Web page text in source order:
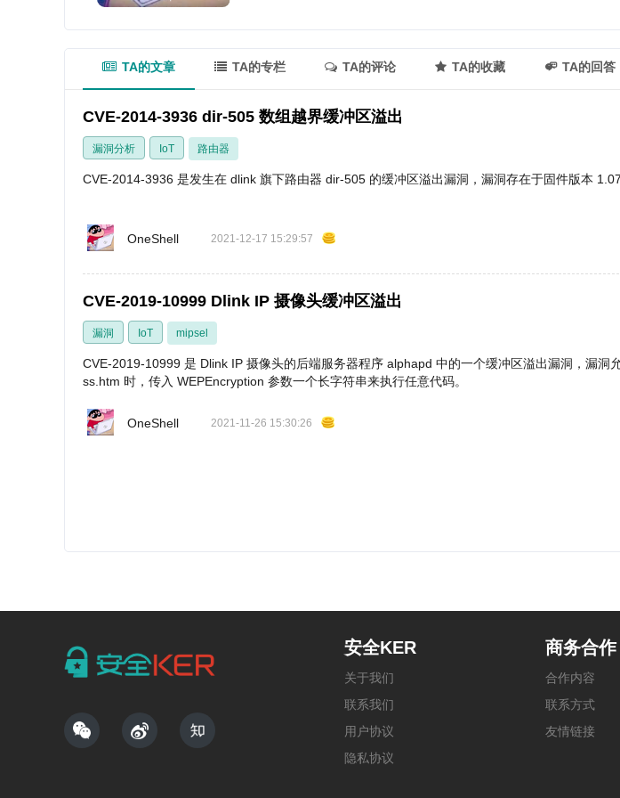
TA的文章 TA的专栏 TA的评论 TA的收藏 TA的回答
CVE-2014-3936 dir-505 数组越界缓冲区溢出
漏洞分析 IoT 路由器
CVE-2014-3936 是发生在 dlink 旗下路由器 dir-505 的缓冲区溢出漏洞，漏洞存在于固件版本
OneShell 2021-12-17 15:29:57
CVE-2019-10999 Dlink IP 摄像头缓冲区溢出
漏洞 IoT mipsel
CVE-2019-10999 是 Dlink IP 摄像头的后端服务器程序 alphapd 中的一个缓冲区溢出漏洞，漏洞
ss.htm 时，传入 WEPEncryption 参数一个长字符串来执行任意代码。
OneShell 2021-11-26 15:30:26
安全KER
关于我们
联系我们
用户协议
隐私协议
商务合作
合作内容
联系方式
友情链接